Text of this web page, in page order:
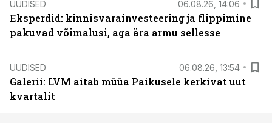
UUDISED 06.08.26, 14:06
Eksperdid: kinnisvarainvesteering ja flippimine
pakuvad võimalusi, aga ära armu sellesse
UUDISED 06.08.26, 13:54
Galerii: LVM aitab müüa Paikusele kerkivat uut
kvartalit